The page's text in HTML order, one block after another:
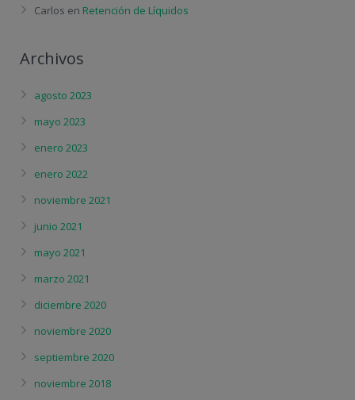
Carlos en Retención de Líquidos
Archivos
agosto 2023
mayo 2023
enero 2023
enero 2022
noviembre 2021
junio 2021
mayo 2021
marzo 2021
diciembre 2020
noviembre 2020
septiembre 2020
noviembre 2018